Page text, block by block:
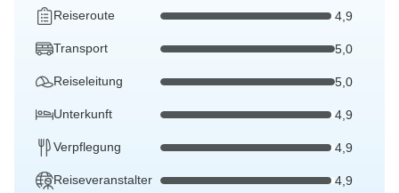
Reiseroute 4,9
Transport 5,0
Reiseleitung 5,0
Unterkunft 4,9
Verpflegung 4,9
Reiseveranstalter 4,9